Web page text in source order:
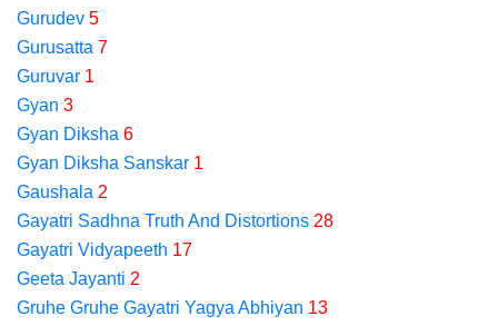
Gurudev 5
Gurusatta 7
Guruvar 1
Gyan 3
Gyan Diksha 6
Gyan Diksha Sanskar 1
Gaushala 2
Gayatri Sadhna Truth And Distortions 28
Gayatri Vidyapeeth 17
Geeta Jayanti 2
Gruhe Gruhe Gayatri Yagya Abhiyan 13